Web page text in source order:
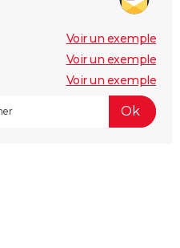
Voir un exemple
Voir un exemple
Voir un exemple